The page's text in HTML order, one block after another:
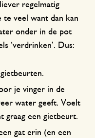
regelmatig
te veel want dan kan
onder in de pot
‘verdrinken’. Dus:
je vinger in de
water geeft. Voelt
graag een gietbeurt.
gat erin (en een